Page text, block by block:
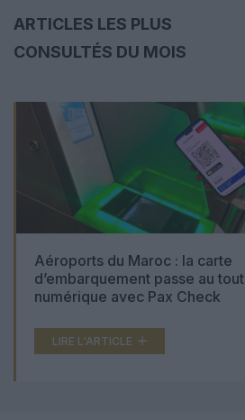
ARTICLES LES PLUS
CONSULTÉS DU MOIS
Aéroports du Maroc : la carte
d’embarquement passe au tout
numérique avec Pax Check
LIRE L'ARTICLE